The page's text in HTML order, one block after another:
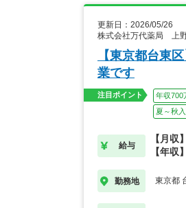
更新日：2026/05/26
株式会社万代薬局 上
【東京都台東
業です
注目ポイント 年収700
夏～秋
給与
【月
【年
勤務地 東京都